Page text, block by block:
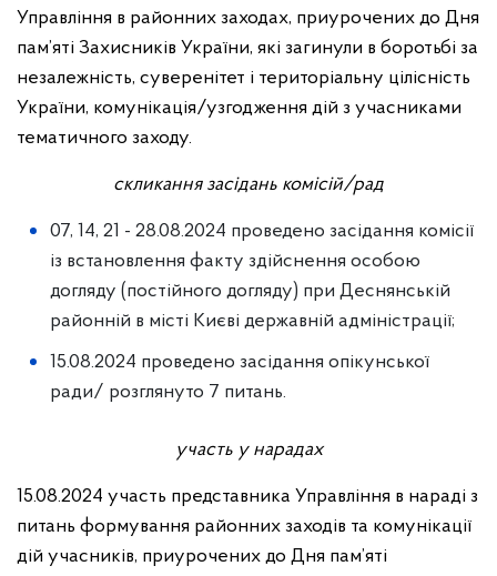
Управління в районних заходах, приурочених до Дня
пам’яті Захисників України, які загинули в боротьбі за
незалежність, суверенітет і територіальну цілісність
України, комунікація/узгодження дій з учасниками
тематичного заходу.
скликання засідань комісій/рад
07, 14, 21 - 28.08.2024 проведено засідання комісії
із встановлення факту здійснення особою
догляду (постійного догляду) при Деснянській
районній в місті Києві державній адміністрації;
15.08.2024 проведено засідання опікунської
ради/ розглянуто 7 питань.
участь у нарадах
15.08.2024 участь представника Управління в нараді з
питань формування районних заходів та комунікації
дій учасників, приурочених до Дня пам’яті